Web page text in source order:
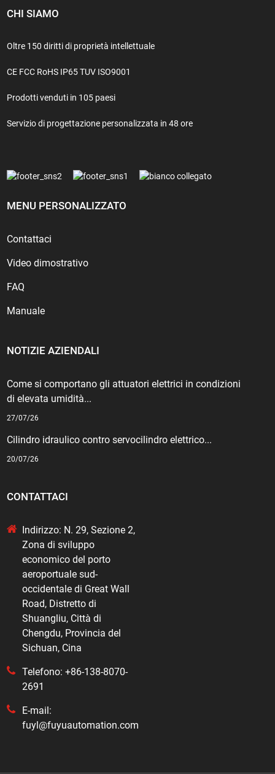
CHI SIAMO
Oltre 150 diritti di proprietà intellettuale
CE FCC RoHS IP65 TUV ISO9001
Prodotti venduti in 105 paesi
Servizio di progettazione personalizzata in 48 ore
MENU PERSONALIZZATO
Contattaci
Video dimostrativo
FAQ
Manuale
NOTIZIE AZIENDALI
Come si comportano gli attuatori elettrici in condizioni
di elevata umidità...
27/07/26
Cilindro idraulico contro servocilindro elettrico...
20/07/26
CONTATTACI
Indirizzo: N. 29, Sezione 2,
Zona di sviluppo
economico del porto
aeroportuale sud-
occidentale di Great Wall
Road, Distretto di
Shuangliu, Città di
Chengdu, Provincia del
Sichuan, Cina
Telefono: +86-138-8070-
2691
E-mail:
fuyl@fuyuautomation.com